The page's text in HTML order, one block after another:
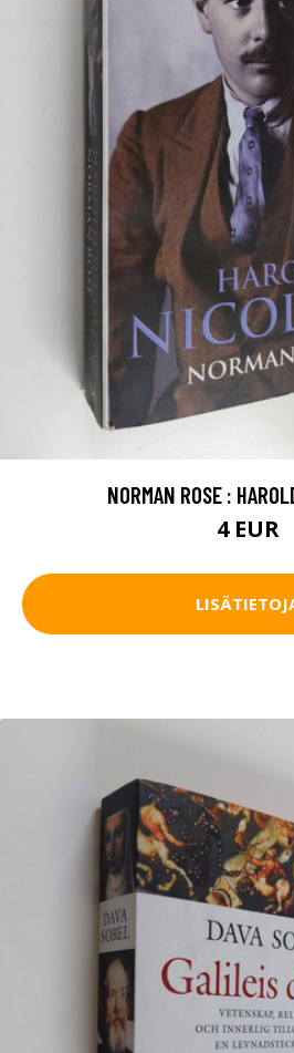
NORMAN ROSE :
4 EUR